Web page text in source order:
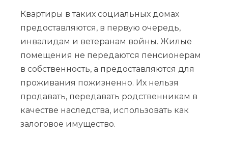
Квартиры в таких социальных домах
предоставляются, в первую очередь,
инвалидам и ветеранам войны. Жилые
помещения не передаются пенсионерам
в собственность, а предоставляются для
проживания пожизненно. Их нельзя
продавать, передавать родственникам в
качестве наследства, использовать как
залоговое имущество.